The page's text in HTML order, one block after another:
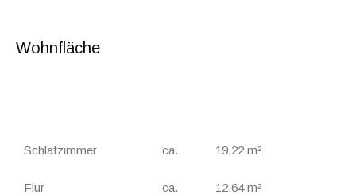
Wohnfläche
Schlafzimmer ca. 19,22 m²
Flur ca. 12,64 m²